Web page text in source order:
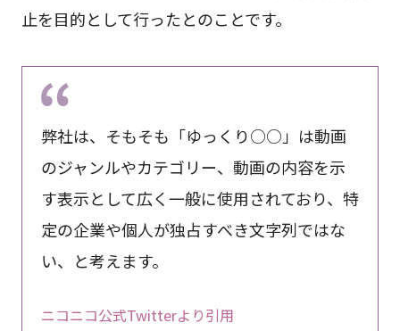
止を目的として行ったとのことです。
弊社は、そもそも「ゆっくり○○」は動画
のジャンルやカテゴリー、動画の内容を示
す表示として広く一般に使用されており、特
定の企業や個人が独占すべき文字列ではな
い、と考えます。
ニコニコ公式Twitterより引用